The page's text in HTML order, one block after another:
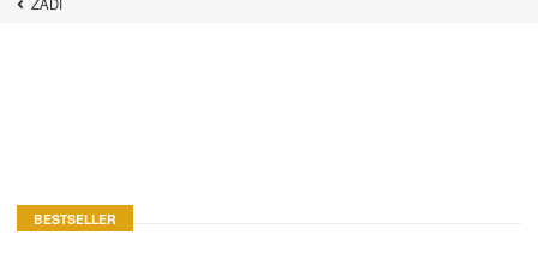
BESTSELLER